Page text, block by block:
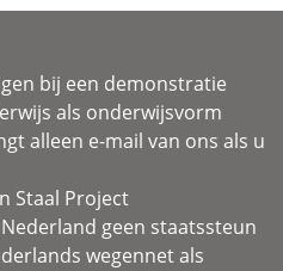
bij een demonstratie
als onderwijsvorm
alleen e-mail van ons als u
Staal Project
geen staatssteun
wegennet als